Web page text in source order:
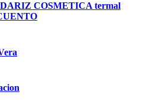
COSMETICA termal